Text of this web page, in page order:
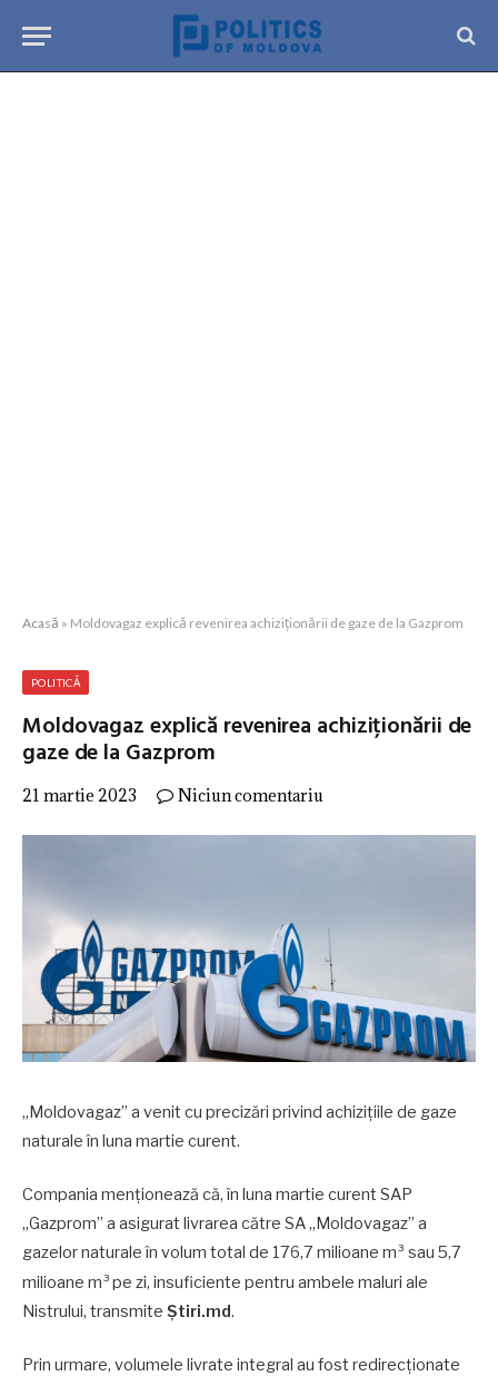
Acasă » Moldovagaz explică revenirea achiziționării de gaze de la Gazprom
POLITICĂ
Moldovagaz explică revenirea achiziționării de
gaze de la Gazprom
21 martie 2023 Niciun comentariu
„Moldovagaz” a venit cu precizări privind achizițiile de gaze
naturale în luna martie curent.
Compania menționează că, în luna martie curent SAP
„Gazprom” a asigurat livrarea către SA „Moldovagaz” a
gazelor naturale în volum total de 176,7 milioane m³ sau 5,7
milioane m³pe zi, insuficiente pentru ambele maluri ale
Nistrului, transmite Știri.md.
Prin urmare, volumele livrate integral au fost redirecționate